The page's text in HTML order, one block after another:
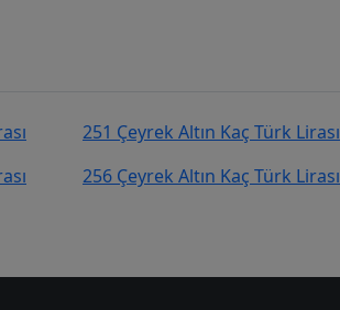
251 Çeyrek Altın Kaç Türk Lirası
256 Çeyrek Altın Kaç Türk Lirası